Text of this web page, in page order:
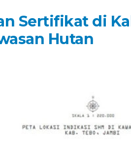
Sertifikat di
Hutan